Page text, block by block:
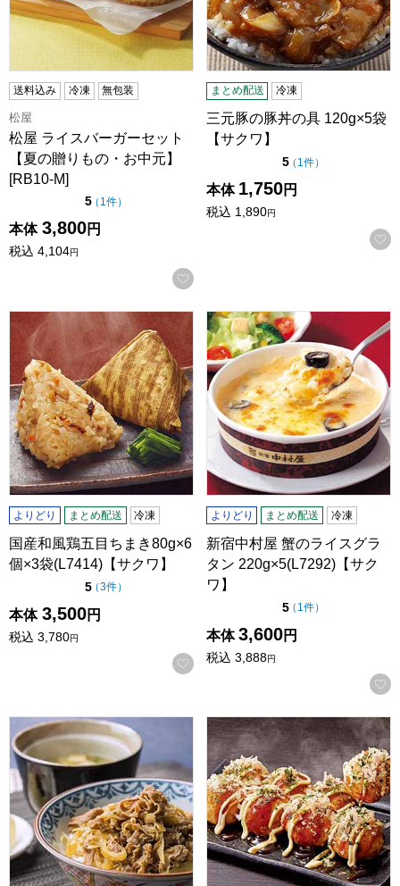
送料込み 冷凍 無包装
松屋
松屋 ライスバーガーセット
【夏の贈りもの・お中元】
[RB10-M]
5点（5点満点中）
（ 1件の評価
）
本体 3,800円
税込 4,104円
お気に入りに登録する
まとめ配送 冷凍
三元豚の豚丼の具 120g×5袋
【サクワ】
5点（5点満点中）
（ 1件の評価
）
本体 1,750円
税込 1,890円
国産和風鶏五目ちまき80g×6個×3袋(L7414)【サクワ】
よりどり まとめ配送 冷凍
国産和風鶏五目ちまき80g×6
個×3袋(L7414)【サクワ】
5点（5点満点中）
（3件の評価
）
本体 3,500円
税込 3,780円
お気に入りに登録する
新宿中村屋 蟹のライスグラ
よりどり まとめ配送 冷凍
新宿中村屋 蟹のライスグラ
タン 220g×5(L7292)【サク
ワ】
5点（5点満点中）
（ 1件の評価
）
本体 3,600円
税込 3,888円
日本料理寺田 寺田繁監修 お出汁香る 国産牛の牛丼(L7023)
ぼてぢゅう監修 たこ焼